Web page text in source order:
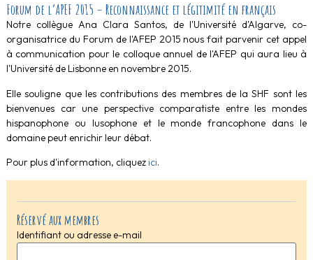
Réservé aux membres
Identifiant ou adresse e-mail
Forum de l’APEF 2015 – Reconnaissance et légitimité en français
Notre collègue Ana Clara Santos, de l'Université d'Algarve, co-
organisatrice du Forum de l'AFEP 2015 nous fait parvenir cet appel
à communication pour le colloque annuel de l'AFEP qui aura lieu à
l'Université de Lisbonne en novembre 2015.
Elle souligne que les contributions des membres de la SHF sont les
bienvenues car une perspective comparatiste entre les mondes
hispanophone ou lusophone et le monde francophone dans le
domaine peut enrichir leur débat.
Pour plus d'information, cliquez ici.